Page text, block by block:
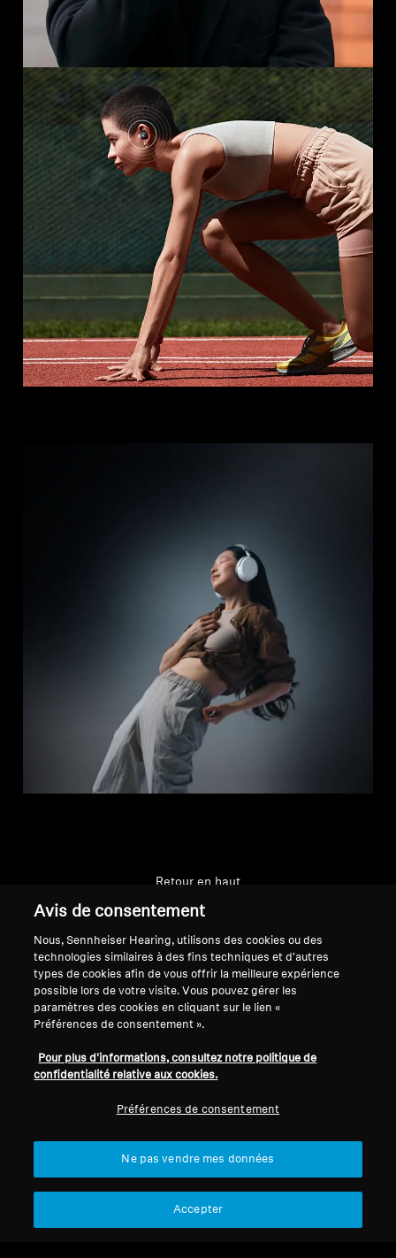
Retour en haut
Mentions légales
Se rétracter du contrat
Politique de confidentialité
globale
Conditions générales de vente en
Politique de divulgation
coordonnée des vulnérabilités
Notre société
À propos de nous
Contacts presse
Consumer
Avis de consentement
Nous, Sennheiser Hearing, utilisons des cookies ou des
technologies similaires à des fins techniques et d'autres
types de cookies afin de vous offrir la meilleure expérience
possible lors de votre visite. Vous pouvez gérer les
paramètres des cookies en cliquant sur le lien «
Préférences de consentement ».
Pour plus d'informations, consultez notre politique de
confidentialité relative aux cookies.
Préférences de consentement
Ne pas vendre mes données
Accepter